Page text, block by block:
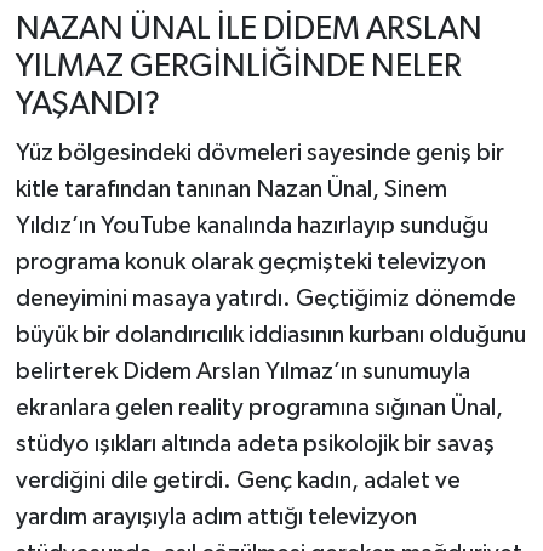
NAZAN ÜNAL İLE DİDEM ARSLAN
YILMAZ GERGİNLİĞİNDE NELER
YAŞANDI?
Yüz bölgesindeki dövmeleri sayesinde geniş bir
kitle tarafından tanınan Nazan Ünal, Sinem
Yıldız’ın YouTube kanalında hazırlayıp sunduğu
programa konuk olarak geçmişteki televizyon
deneyimini masaya yatırdı. Geçtiğimiz dönemde
büyük bir dolandırıcılık iddiasının kurbanı olduğunu
belirterek Didem Arslan Yılmaz’ın sunumuyla
ekranlara gelen reality programına sığınan Ünal,
stüdyo ışıkları altında adeta psikolojik bir savaş
verdiğini dile getirdi. Genç kadın, adalet ve
yardım arayışıyla adım attığı televizyon